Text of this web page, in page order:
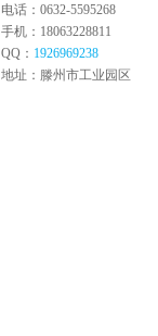
电话：0632-5595268
手机：18063228811
QQ： 1926969238
地址：滕州市工业园区